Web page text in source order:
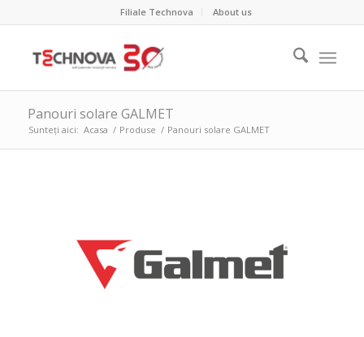
Filiale Technova About us
Panouri solare GALMET
Sunteți aici: Acasa / Produse / Panouri solare GALMET